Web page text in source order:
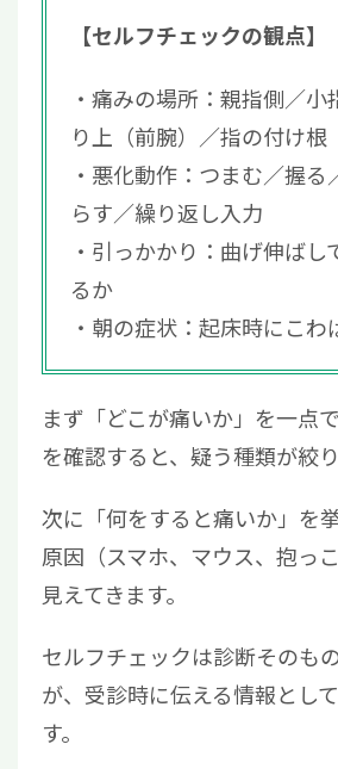
【セルフチェックの観点】
痛みの場所：親指側／小
り上（前腕）／指の付け根
悪化動作：つまむ／握る
らす／繰り返し入力
引っかかり：曲げ伸ばし
るか
朝の症状：起床時にこわ
まず「どこが痛いか」を一点
を確認すると、疑う種類が絞り
次に「何をすると痛いか」を
原因（スマホ、マウス、抱っ
見えてきます。
セルフチェックは診断そのも
が、受診時に伝える情報とし
す。